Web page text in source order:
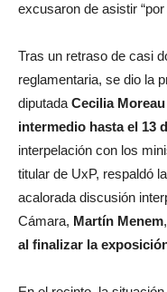
excusaron de asistir
Tras un retraso de casi
reglamentaria, se dio la
diputada Cecilia
intermedio hasta el 13
interpelación con los
titular de UxP, respaldó
acalorada discusión
Cámara, Martín Menem
al finalizar la